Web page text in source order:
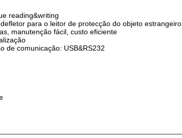
reading&writing
para o leitor de protecção do objeto estrangeiro
manutenção fácil, custo eficiente
de comunicação: USB&RS232